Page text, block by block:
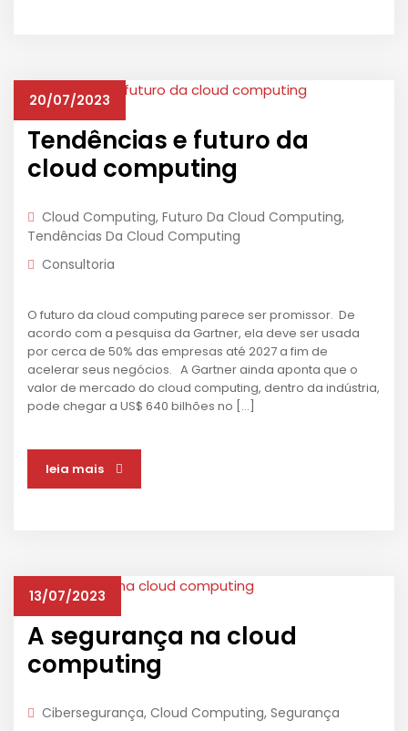
20/07/2023
Tendências e futuro da
cloud computing
Cloud Computing, Futuro Da Cloud Computing,
Tendências Da Cloud Computing
Consultoria
O futuro da cloud computing parece ser promissor. De
acordo com a pesquisa da Gartner, ela deve ser usada
por cerca de 50% das empresas até 2027 a fim de
acelerar seus negócios. A Gartner ainda aponta que o
valor de mercado do cloud computing, dentro da indústria,
pode chegar a US$ 640 bilhões no […]
leia mais
13/07/2023
A segurança na cloud
computing
Cibersegurança, Cloud Computing, Segurança